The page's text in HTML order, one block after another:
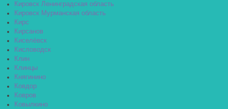
Кировск Ленинградская область
Кировск Мурманская область
Кирс
Кирсанов
Киселёвск
Кисловодск
Клин
Клинцы
Княгинино
Ковдор
Ковров
Ковылкино